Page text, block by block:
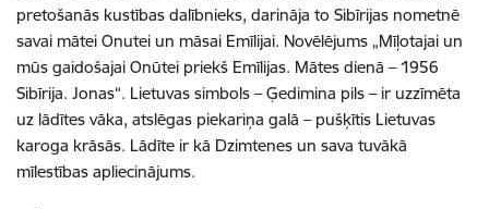
pretošanās kustības dalībnieks, darināja to Sibīrijas nometnē
savai mātei Onutei un māsai Emīlijai. Novēlējums „Mīļotajai un
mūs gaidošajai Onūtei priekš Emīlijas. Mātes dienā – 1956
Sibīrija. Jonas“. Lietuvas simbols – Ģedimina pils – ir uzzīmēta
uz lādītes vāka, atslēgas piekariņa galā – pušķītis Lietuvas
karoga krāsās. Lādīte ir kā Dzimtenes un sava tuvākā
mīlestības apliecinājums.